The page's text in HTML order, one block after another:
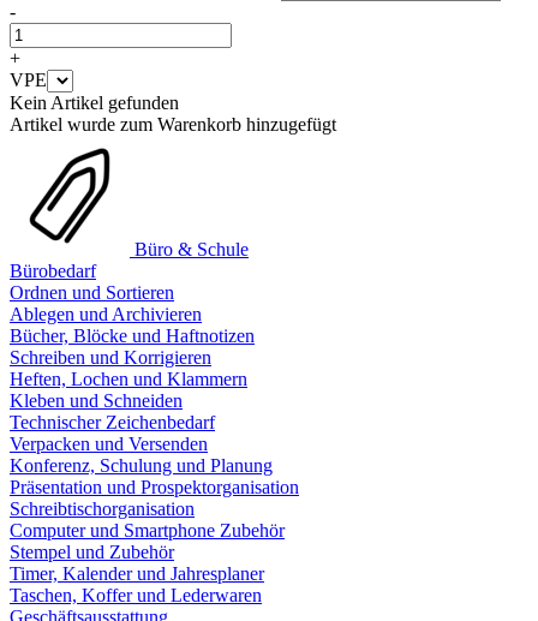
-
+
VPE
Kein Artikel gefunden
Artikel wurde zum Warenkorb hinzugefügt
Büro & Schule
Bürobedarf
Ordnen und Sortieren
Ablegen und Archivieren
Bücher, Blöcke und Haftnotizen
Schreiben und Korrigieren
Heften, Lochen und Klammern
Kleben und Schneiden
Technischer Zeichenbedarf
Verpacken und Versenden
Konferenz, Schulung und Planung
Präsentation und Prospektorganisation
Schreibtischorganisation
Computer und Smartphone Zubehör
Stempel und Zubehör
Timer, Kalender und Jahresplaner
Taschen, Koffer und Lederwaren